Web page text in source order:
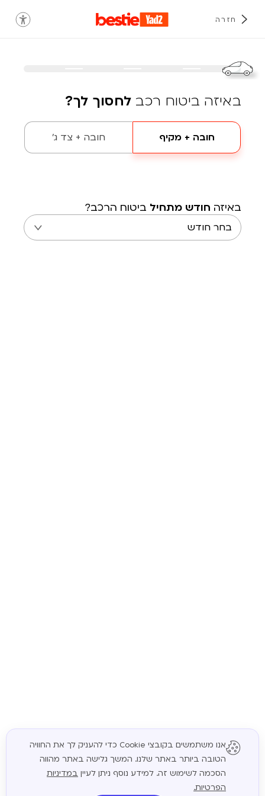
חזרה
באיזה ביטוח רכב לחסוך לך?
חובה + מקיף חובה + צד ג'
באיזה חודש מתחיל ביטוח הרכב?
המשך
אנו משתמשים בקובצי Cookie כדי להעניק לך את החוויה
הטובה ביותר באתר שלנו. המשך גלישה באתר מהווה
הסכמה לשימוש זה. למידע נוסף ניתן לעיין במדיניות
הפרטיות.